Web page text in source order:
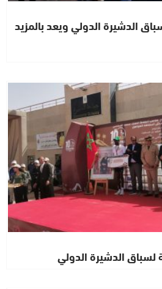
الدشيرة الدولي ويعد بالمزيد
لسباق الدشيرة الدولي